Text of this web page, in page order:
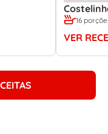
16
VER